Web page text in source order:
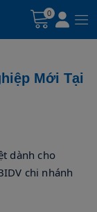
0
Mới Tại
dành cho
chi nhánh